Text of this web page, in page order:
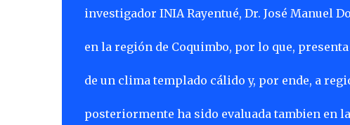
investigador INIA Rayentué, Dr. José Manuel
en la región de Coquimbo, por lo que,
de un clima templado cálido y, por ende, a
posteriormente ha sido evaluada tambien en